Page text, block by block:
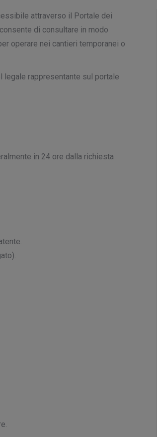
attraverso il Portale dei
di consultare in modo
operare nei cantieri temporanei o
legale rappresentante sul portale
in 24 ore dalla richiesta